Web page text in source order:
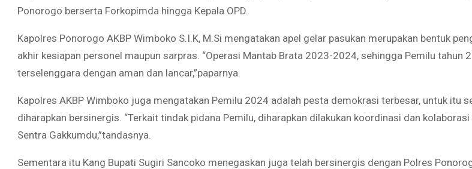
Ponorogo berserta Forkopimda hingga Kepala OPD.
Kapolres Ponorogo AKBP Wimboko S.I.K, M.Si mengatakan apel gelar pasukan merupakan bentuk
akhir kesiapan personel maupun sarpras. “Operasi Mantab Brata 2023-2024, sehingga Pemilu tahun
terselenggara dengan aman dan lancar,”paparnya.
Kapolres AKBP Wimboko juga mengatakan Pemilu 2024 adalah pesta demokrasi terbesar, untuk itu
diharapkan bersinergis. “Terkait tindak pidana Pemilu, diharapkan dilakukan koordinasi dan
Sentra Gakkumdu,”tandasnya.
Sementara itu Kang Bupati Sugiri Sancoko menegaskan juga telah bersinergis dengan Polres